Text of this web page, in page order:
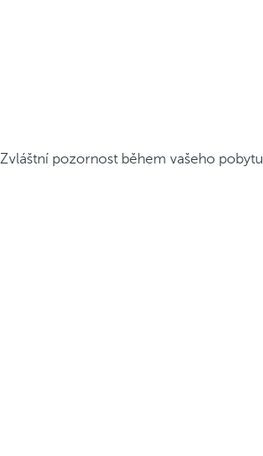
Zvláštní pozornost během vašeho pobytu